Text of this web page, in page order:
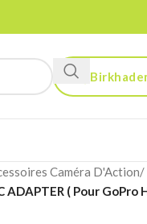
Kouba:
Caméra D'Action/
( Pour GoPro